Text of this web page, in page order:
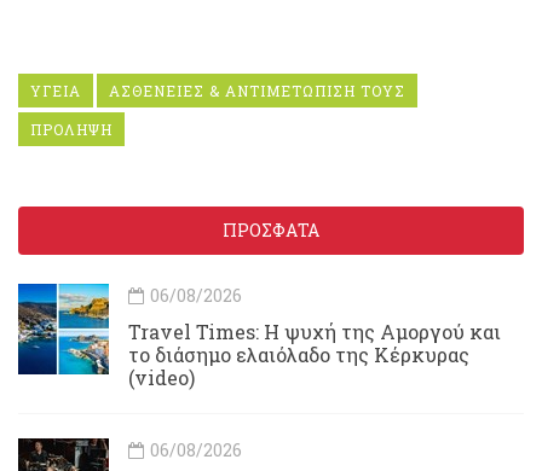
ΥΓΕΙΑ
ΑΣΘΕΝΕΙΕΣ & ΑΝΤΙΜΕΤΩΠΙΣΗ ΤΟΥΣ
ΠΡΟΛΗΨΗ
ΠΡΟΣΦΑΤΑ
06/08/2026
Travel Times: H ψυχή της Αμοργού και
το διάσημο ελαιόλαδο της Κέρκυρας
(video)
06/08/2026